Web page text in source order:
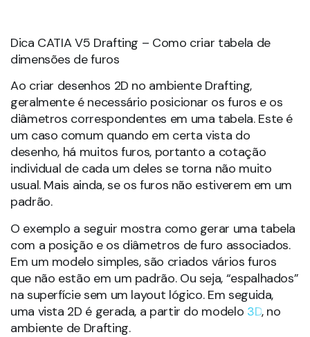
Dica CATIA V5 Drafting – Como criar tabela de
dimensões de furos
Ao criar desenhos 2D no ambiente Drafting,
geralmente é necessário posicionar os furos e os
diâmetros correspondentes em uma tabela. Este é
um caso comum quando em certa vista do
desenho, há muitos furos, portanto a cotação
individual de cada um deles se torna não muito
usual. Mais ainda, se os furos não estiverem em um
padrão.
O exemplo a seguir mostra como gerar uma tabela
com a posição e os diâmetros de furo associados.
Em um modelo simples, são criados vários furos
que não estão em um padrão. Ou seja, “espalhados”
na superfície sem um layout lógico. Em seguida,
uma vista 2D é gerada, a partir do modelo 3D, no
ambiente de Drafting.